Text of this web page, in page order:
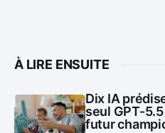
À LIRE ENSUITE
Dix IA
seul GPT-
futur